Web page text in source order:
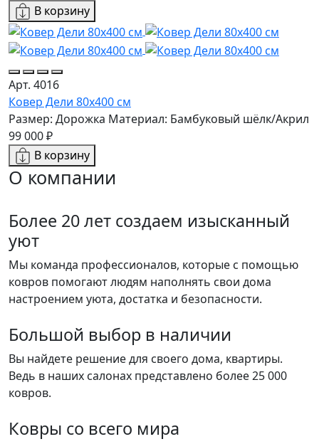
В корзину
Арт. 4016
Ковер Дели 80х400 см
Размер: Дорожка Материал: Бамбуковый шёлк/Акрил
99 000 ₽
В корзину
О компании
Более 20 лет создаем изысканный
уют
Мы команда профессионалов, которые с помощью
ковров помогают людям наполнять свои дома
настроением уюта, достатка и безопасности.
Большой выбор в наличии
Вы найдете решение для своего дома, квартиры.
Ведь в наших салонах представлено более 25 000
ковров.
Ковры со всего мира